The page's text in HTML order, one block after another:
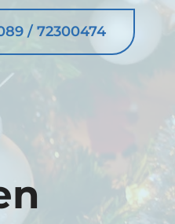
/ 72300474